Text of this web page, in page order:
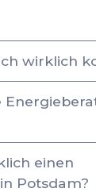
wirklich
einen
Potsdam?